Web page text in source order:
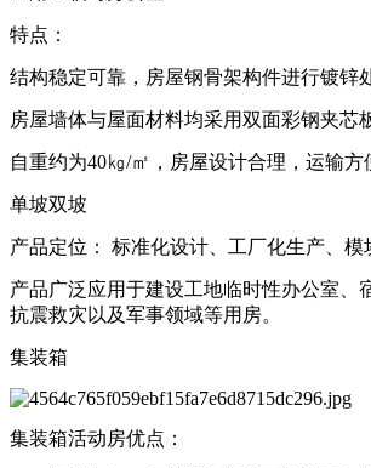
特点：
结构稳定可靠，房屋钢骨架构件进行镀锌
房屋墙体与屋面材料均采用双面彩钢夹芯
自重约为40㎏/㎡，房屋设计合理，运输方
单坡双坡
产品定位： 标准化设计、工厂化生产、
产品广泛应用于建设工地临时性办公室、
抗震救灾以及军事领域等用房。
集装箱
集装箱活动房优点：